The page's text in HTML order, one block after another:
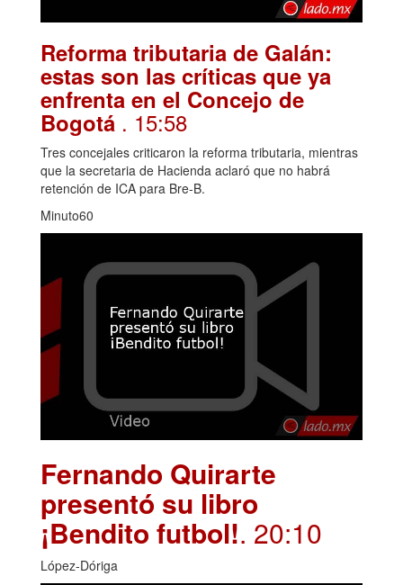
Reforma tributaria de Galán:
estas son las críticas que ya
enfrenta en el Concejo de
Bogotá . 15:58
Tres concejales criticaron la reforma tributaria, mientras
que la secretaria de Hacienda aclaró que no habrá
retención de ICA para Bre-B.
Minuto60
Fernando Quirarte
presentó su libro
¡Bendito futbol!. 20:10
López-Dóriga